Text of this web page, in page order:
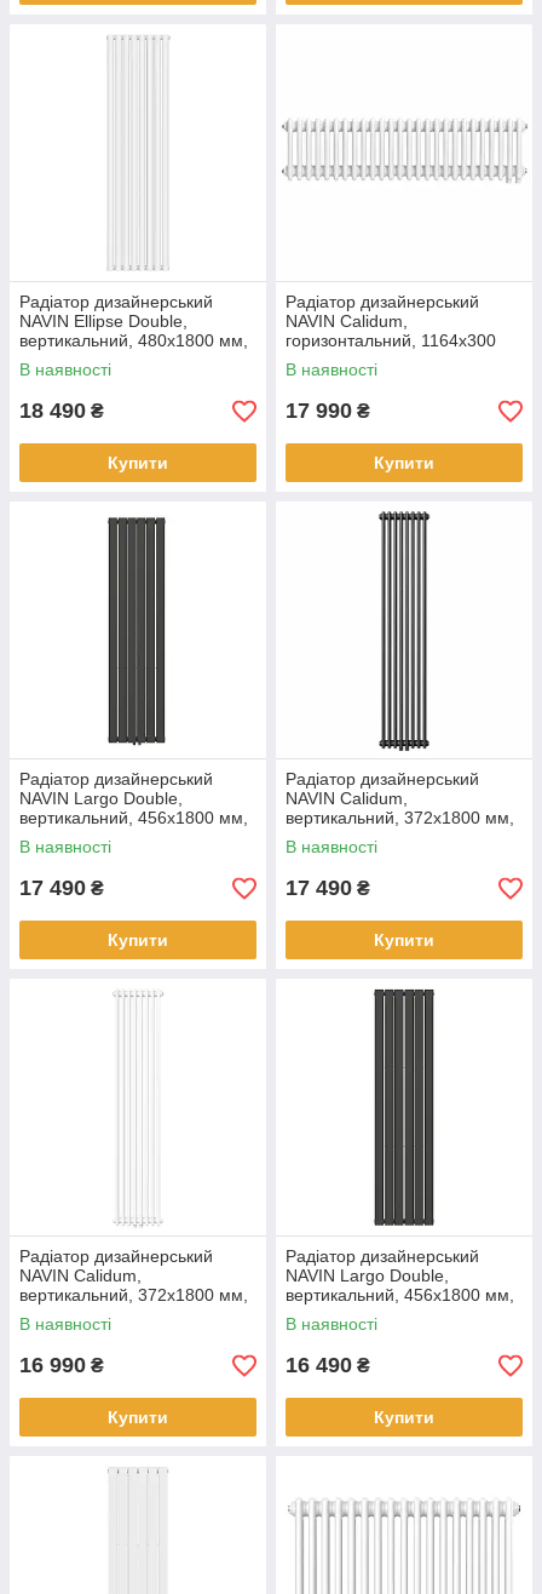
Радіатор дизайнерський
NAVIN Ellipse Double,
вертикальний, 480x1800 мм,
1532 Вт, бічне підключення,
білий
В наявності
18 490 ₴
Купити
Радіатор дизайнерський
NAVIN Calidum,
горизонтальний, 1164x300
мм, 812 Вт, нижнє
підключення 50 мм, білий
В наявності
17 990 ₴
Купити
Радіатор дизайнерський
NAVIN Largo Double,
вертикальний, 456x1800 мм,
1386 Вт, нижнє підключення
50 мм, чорний муар
В наявності
17 490 ₴
Купити
Радіатор дизайнерський
NAVIN Calidum,
вертикальний, 372x1800 мм,
1326 Вт, нижнє підключення
50 мм, чорний муар
В наявності
17 490 ₴
Купити
Радіатор дизайнерський
NAVIN Calidum,
вертикальний, 372x1800 мм,
1326 Вт, нижнє підключення
50 мм, білий
В наявності
16 990 ₴
Купити
Радіатор дизайнерський
NAVIN Largo Double,
вертикальний, 456x1800 мм,
1386 Вт, бічне підключення,
чорний муар
В наявності
16 490 ₴
Купити